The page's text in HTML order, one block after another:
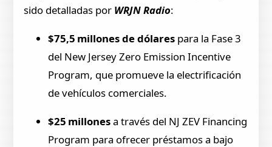
sido detalladas por WRJN Radio:
$75,5 millonesde dólares para la Fase 3
del New Jersey Zero Emission Incentive
Program, que promueve la electrificación
de vehículos comerciales.
$25 millonesa través del NJ ZEV Financing
Program para ofrecer préstamos a bajo